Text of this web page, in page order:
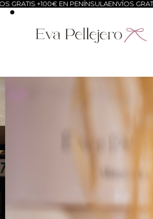
EN PENÍNSULAENVÍOS GRATIS +100€